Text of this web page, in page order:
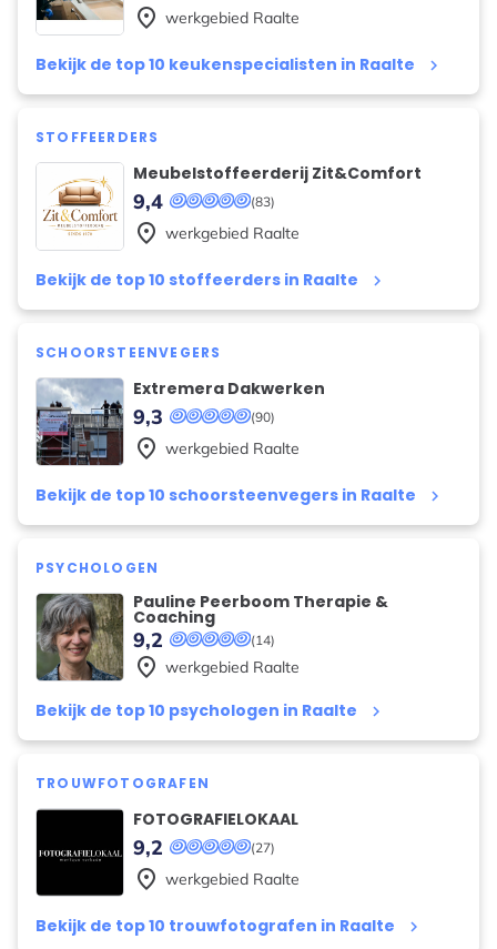
Bekijk de top 10 keukenspecialisten in Raalte keyboard_arrow_right
place werkgebied Raalte
STOFFEERDERS
Meubelstoffeerderij Zit&Comfort
(83)
9,4
Bekijk de top 10 stoffeerders in Raalte keyboard_arrow_right
place werkgebied Raalte
SCHOORSTEENVEGERS
Extremera Dakwerken
(90)
9,3
Bekijk de top 10 schoorsteenvegers in Raalte keyboard_arrow_right
place werkgebied Raalte
PSYCHOLOGEN
Pauline Peerboom Therapie &
Coaching
(14)
9,2
Bekijk de top 10 psychologen in Raalte keyboard_arrow_right
place werkgebied Raalte
TROUWFOTOGRAFEN
FOTOGRAFIELOKAAL
(27)
9,2
Bekijk de top 10 trouwfotografen in Raalte keyboard_arrow_right
place werkgebied Raalte